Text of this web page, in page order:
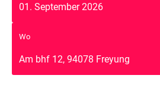
01. September 2026
Wo
Am bhf 12, 94078 Freyung